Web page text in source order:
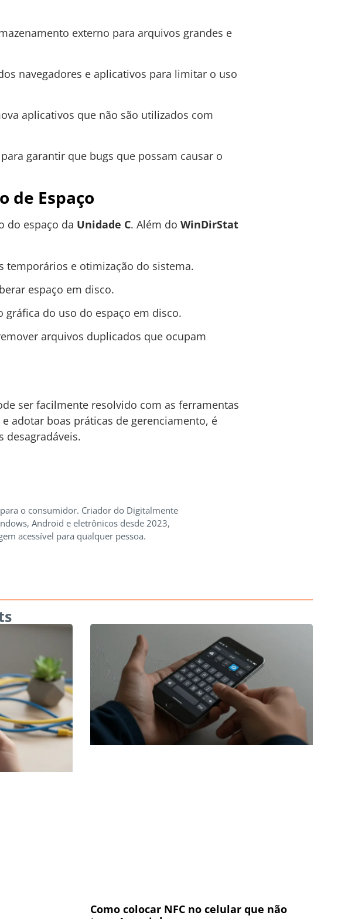
externo para arquivos grandes e
navegadores e aplicativos para limitar o uso
aplicativos que não são utilizados com
garantir que bugs que possam causar o
de Espaço
do espaço da Unidade C. Além do WinDirStat
temporários e otimização do sistema.
espaço em disco.
do uso do espaço em disco.
arquivos duplicados que ocupam
ser facilmente resolvido com as ferramentas
adotar boas práticas de gerenciamento, é
desagradáveis.
o consumidor. Criador do Digitalmente
Android e eletrônicos desde 2023,
acessível para qualquer pessoa.
Como colocar NFC no celular que não